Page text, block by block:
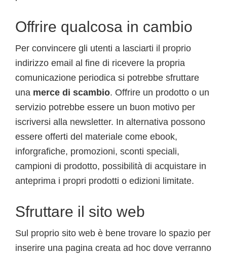
Offrire qualcosa in cambio
Per convincere gli utenti a lasciarti il proprio
indirizzo email al fine di ricevere la propria
comunicazione periodica si potrebbe sfruttare
una merce di scambio. Offrire un prodotto o un
servizio potrebbe essere un buon motivo per
iscriversi alla newsletter. In alternativa possono
essere offerti del materiale come ebook,
inforgrafiche, promozioni, sconti speciali,
campioni di prodotto, possibilità di acquistare in
anteprima i propri prodotti o edizioni limitate.
Sfruttare il sito web
Sul proprio sito web è bene trovare lo spazio per
inserire una pagina creata ad hoc dove verranno